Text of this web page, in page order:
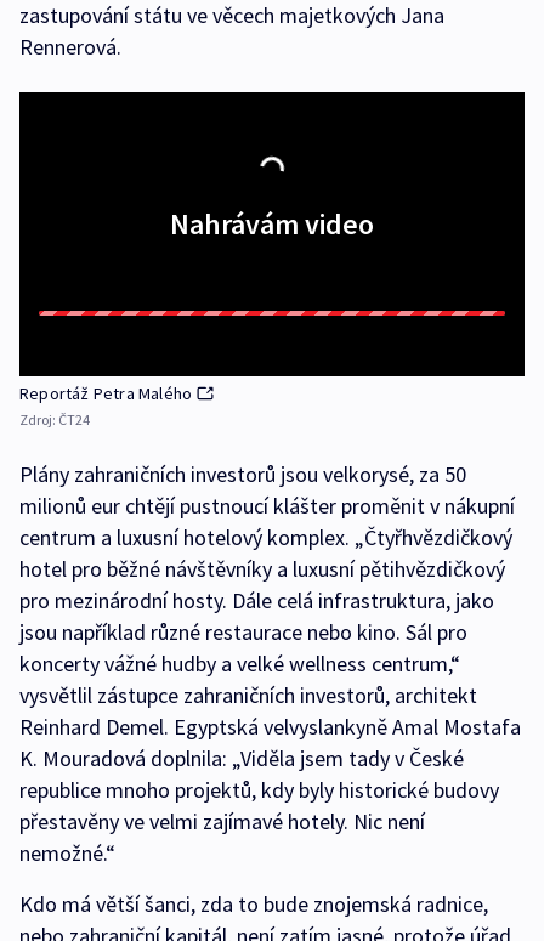
zastupování státu ve věcech majetkových Jana
Rennerová.
Nahrávám video
Reportáž Petra Malého
Zdroj: ČT24
Plány zahraničních investorů jsou velkorysé, za 50
milionů eur chtějí pustnoucí klášter proměnit v nákupní
centrum a luxusní hotelový komplex. „Čtyřhvězdičkový
hotel pro běžné návštěvníky a luxusní pětihvězdičkový
pro mezinárodní hosty. Dále celá infrastruktura, jako
jsou například různé restaurace nebo kino. Sál pro
koncerty vážné hudby a velké wellness centrum,“
vysvětlil zástupce zahraničních investorů, architekt
Reinhard Demel. Egyptská velvyslankyně Amal Mostafa
K. Mouradová doplnila: „Viděla jsem tady v České
republice mnoho projektů, kdy byly historické budovy
přestavěny ve velmi zajímavé hotely. Nic není
nemožné.“
Kdo má větší šanci, zda to bude znojemská radnice,